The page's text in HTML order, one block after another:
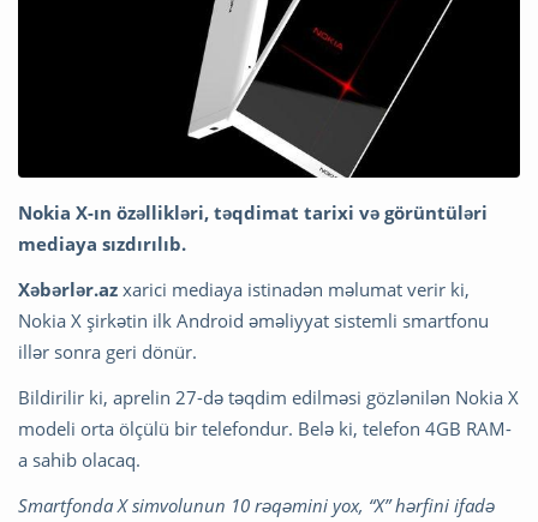
Nokia X-ın özəllikləri, təqdimat tarixi və görüntüləri
mediaya sızdırılıb.
Xəbərlər.az xarici mediaya istinadən məlumat verir ki,
Nokia X şirkətin ilk Android əməliyyat sistemli smartfonu
illər sonra geri dönür.
Bildirilir ki, aprelin 27-də təqdim edilməsi gözlənilən Nokia X
modeli orta ölçülü bir telefondur. Belə ki, telefon 4GB RAM-
a sahib olacaq.
Smartfonda X simvolunun 10 rəqəmini yox, “X” hərfini ifadə